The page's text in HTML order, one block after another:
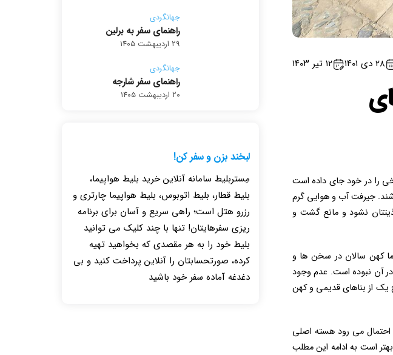
۲۸ دی ۱۴۰۱ ۱۲ تیر ۱۴۰۳
را در خود جای داده است
جیرفت آب و هوایی گرم
نشود و مانع گشت و
کهن سالان در سخن ها و
آن نبوده است. عدم وجود
زیرا هیچ یک از بناهای قدیمی و کهن
احتمال می رود هسته اصلی
است به ادامه این مطلب
جهانگردی
راهنمای سفر به برلین
۲۹ اردیبهشت ۱۴۰۵
جهانگردی
راهنمای سفر شارجه
۲۰ اردیبهشت ۱۴۰۵
لبخند بزن و سفر کن!
مِستربلیط سامانه آنلاین خرید بلیط هواپیما،
بلیط قطار، بلیط اتوبوس، بلیط هواپیما چارتری و
رزرو هتل است؛ راهی سریع و آسان برای برنامه
ریزی سفرهایتان! تنها با چند کلیک می توانید
بلیط خود را به هر مقصدی که بخواهید تهیه
کرده، صورتحسابتان را آنلاین پرداخت کنید و بی
دغدغه آماده سفر خود باشید